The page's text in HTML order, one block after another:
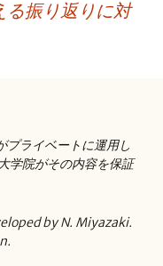
る振り返りに対
プライベートに運用し
学院がその内容を保証
by N. Miyazaki.